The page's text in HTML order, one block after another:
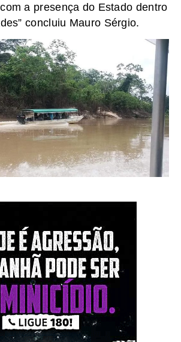
a presença do Estado dentro
concluiu Mauro Sérgio.